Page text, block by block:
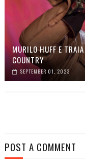
MURILO HUFF E
COUNTRY
SEPTEMBER 01, 2023
POST A COMMENT